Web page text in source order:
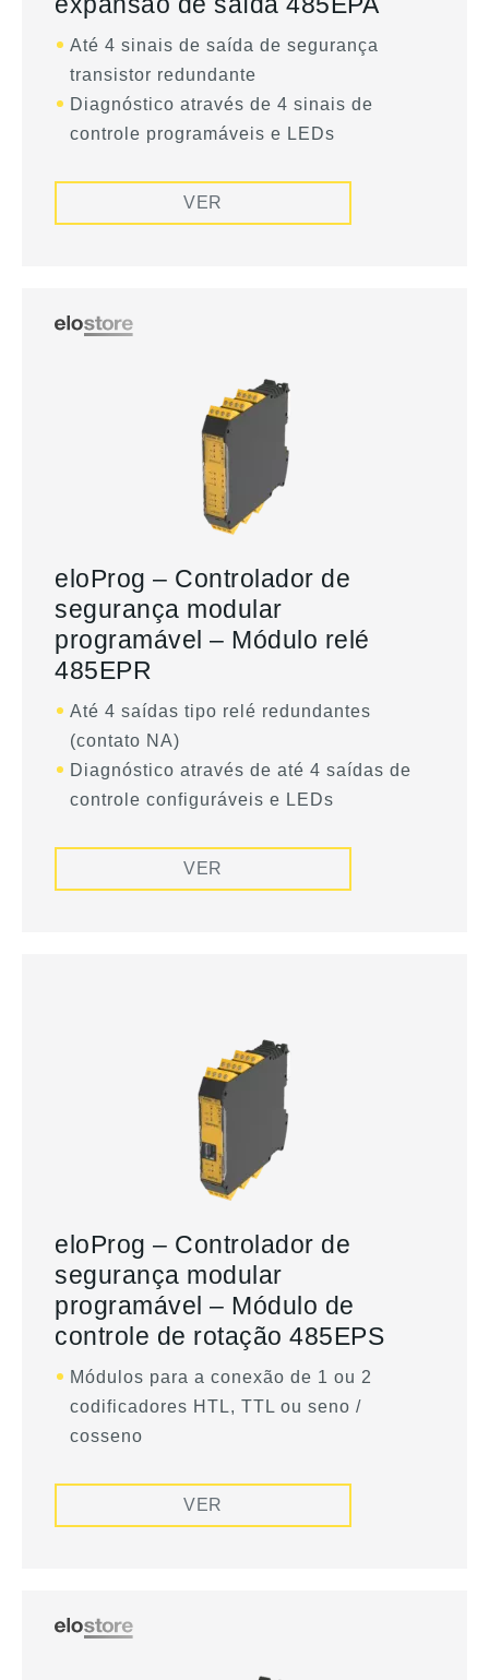
Até 4 sinais de saída de segurança
transistor redundante
Diagnóstico através de 4 sinais de
controle programáveis e LEDs
VER
eloProg – Controlador de
segurança modular
programável – Módulo relé
485EPR
Até 4 saídas tipo relé redundantes
(contato NA)
Diagnóstico através de até 4 saídas de
controle configuráveis e LEDs
VER
eloProg – Controlador de
segurança modular
programável – Módulo de
controle de rotação 485EPS
Módulos para a conexão de 1 ou 2
codificadores HTL, TTL ou seno /
cosseno
VER